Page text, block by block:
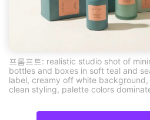
프롬프트: realistic studio shot of
bottles and boxes in soft teal and
label, creamy off white
clean styling, palette colors